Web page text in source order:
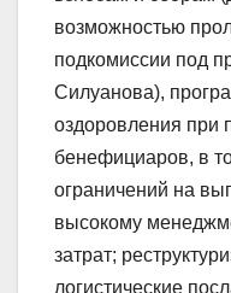
возможностью
подкомиссии под
Силуанова),
оздоровления при
бенефициаров, в
ограничений на
высокому
затрат;
логистические